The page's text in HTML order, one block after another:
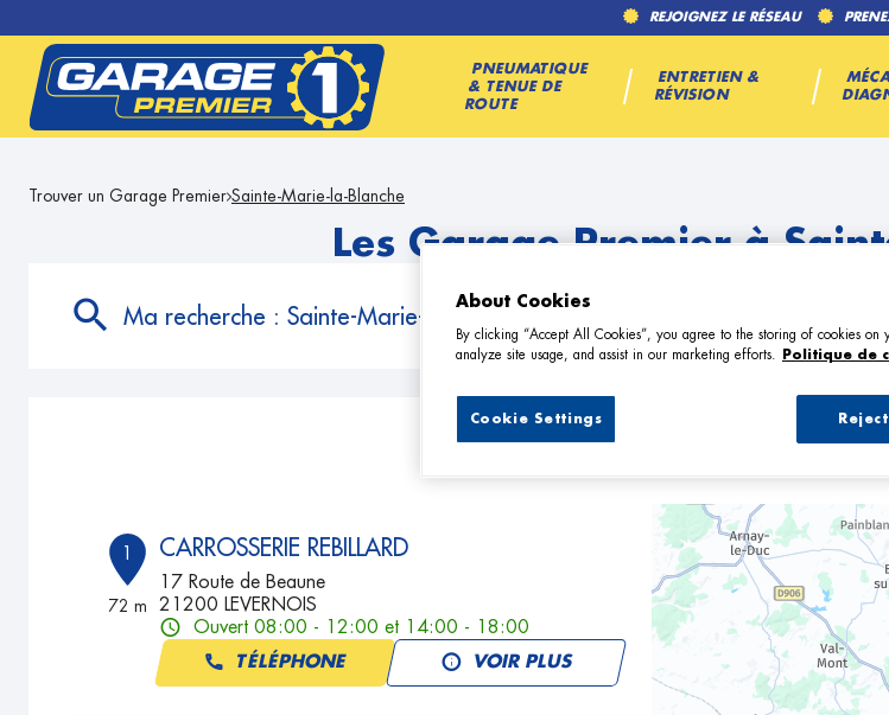
REJOIGNEZ LE RÉSEAU
PNEUMATIQUE
& TENUE DE
ROUTE
ENTRETIEN &
RÉVISION
Trouver un Garage Premier Sainte-Marie-la-Blanche
Les Garage Premier à
Ma recherche : Sainte-Marie-la-Blanche
3 Garage Premier à Sainte-
1
72 m
CARROSSERIE REBILLARD
17 Route de Beaune
21200 LEVERNOIS
Ouvert 08:00 - 12:00 et 14:00 - 18:00
TÉLÉPHONE VOIR PLUS
About Cookies
By clicking “Accept All Cookies”, you agree to the storing of cookies on
analyze site usage, and assist in our marketing efforts.
Politique de
Cookie Settings